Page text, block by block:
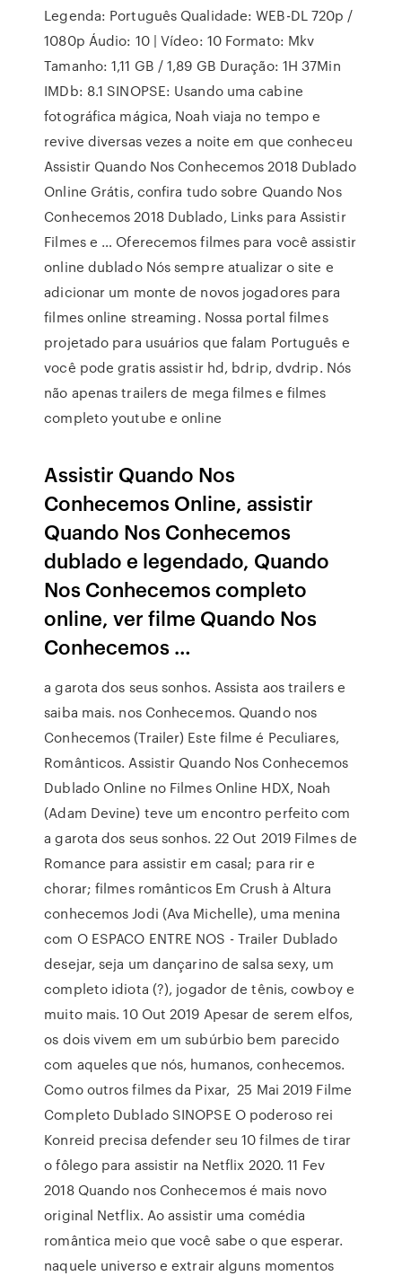
Legenda: Português Qualidade: WEB-DL 720p /
1080p Áudio: 10 | Vídeo: 10 Formato: Mkv
Tamanho: 1,11 GB / 1,89 GB Duração: 1H 37Min
IMDb: 8.1 SINOPSE: Usando uma cabine
fotográfica mágica, Noah viaja no tempo e
revive diversas vezes a noite em que conheceu
Assistir Quando Nos Conhecemos 2018 Dublado
Online Grátis, confira tudo sobre Quando Nos
Conhecemos 2018 Dublado, Links para Assistir
Filmes e … Oferecemos filmes para você assistir
online dublado Nós sempre atualizar o site e
adicionar um monte de novos jogadores para
filmes online streaming. Nossa portal filmes
projetado para usuários que falam Português e
você pode gratis assistir hd, bdrip, dvdrip. Nós
não apenas trailers de mega filmes e filmes
completo youtube e online
Assistir Quando Nos
Conhecemos Online, assistir
Quando Nos Conhecemos
dublado e legendado, Quando
Nos Conhecemos completo
online, ver filme Quando Nos
Conhecemos …
a garota dos seus sonhos. Assista aos trailers e
saiba mais. nos Conhecemos. Quando nos
Conhecemos (Trailer) Este filme é Peculiares,
Românticos. Assistir Quando Nos Conhecemos
Dublado Online no Filmes Online HDX, Noah
(Adam Devine) teve um encontro perfeito com
a garota dos seus sonhos. 22 Out 2019 Filmes de
Romance para assistir em casal; para rir e
chorar; filmes românticos Em Crush à Altura
conhecemos Jodi (Ava Michelle), uma menina
com O ESPACO ENTRE NOS - Trailer Dublado
desejar, seja um dançarino de salsa sexy, um
completo idiota (?), jogador de tênis, cowboy e
muito mais. 10 Out 2019 Apesar de serem elfos,
os dois vivem em um subúrbio bem parecido
com aqueles que nós, humanos, conhecemos.
Como outros filmes da Pixar, 25 Mai 2019 Filme
Completo Dublado SINOPSE O poderoso rei
Konreid precisa defender seu 10 filmes de tirar
o fôlego para assistir na Netflix 2020. 11 Fev
2018 Quando nos Conhecemos é mais novo
original Netflix. Ao assistir uma comédia
romântica meio que você sabe o que esperar.
naquele universo e extrair alguns momentos